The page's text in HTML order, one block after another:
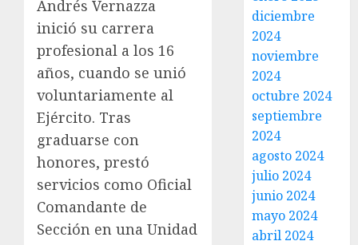
Andrés Vernazza
inició su carrera
profesional a los 16
años, cuando se unió
voluntariamente al
Ejército. Tras
graduarse con
honores, prestó
servicios como Oficial
Comandante de
Sección en una Unidad
diciembre
2024
noviembre
2024
octubre 2024
septiembre
2024
agosto 2024
julio 2024
junio 2024
mayo 2024
abril 2024